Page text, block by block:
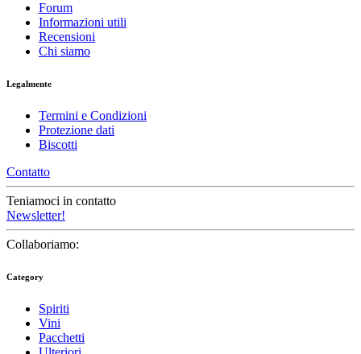
Forum
Informazioni utili
Recensioni
Chi siamo
Legalmente
Termini e Condizioni
Protezione dati
Biscotti
Contatto
Teniamoci in contatto
Newsletter!
Collaboriamo:
Category
Spiriti
Vini
Pacchetti